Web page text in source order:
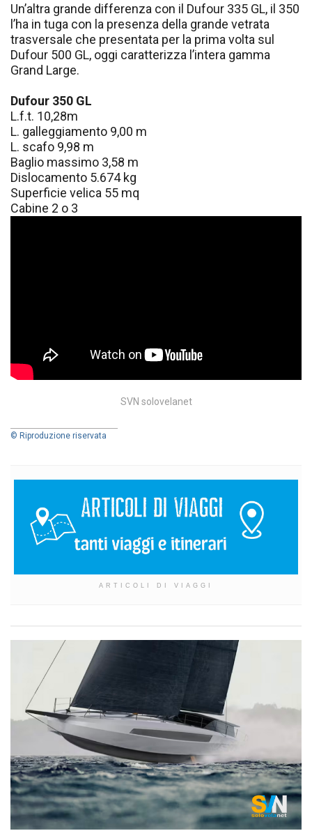
Un’altra grande differenza con il Dufour 335 GL, il 350
l’ha in tuga con la presenza della grande vetrata
trasversale che presentata per la prima volta sul
Dufour 500 GL, oggi caratterizza l’intera gamma
Grand Large.
Dufour 350 GL
L.f.t. 10,28m
L. galleggiamento 9,00 m
L. scafo 9,98 m
Baglio massimo 3,58 m
Dislocamento 5.674 kg
Superficie velica 55 mq
Cabine 2 o 3
SVN solovelanet
© Riproduzione riservata
ARTICOLI DI VIAGGI